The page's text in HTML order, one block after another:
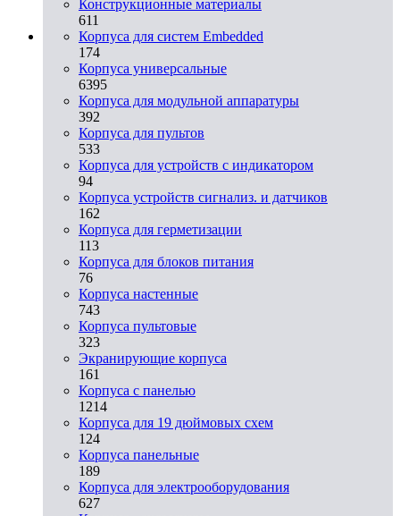
Конструкционные материалы
611
Корпуса для систем Embedded
174
Корпуса универсальные
6395
Корпуса для модульной аппаратуры
392
Корпуса для пультов
533
Корпуса для устройств с индикатором
94
Корпуса устройств сигнализ. и датчиков
162
Корпуса для герметизации
113
Корпуса для блоков питания
76
Корпуса настенные
743
Корпуса пультовые
323
Экранирующие корпуса
161
Корпуса с панелью
1214
Корпуса для 19 дюймовых схем
124
Корпуса панельные
189
Корпуса для электрооборудования
627